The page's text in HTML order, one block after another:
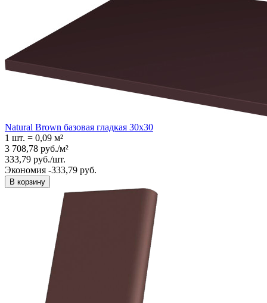
Natural Brown базовая гладкая 30x30
1 шт. = 0,09 м²
3 708,78 руб./м²
333,79 руб./шт.
Экономия -333,79 руб.
В корзину